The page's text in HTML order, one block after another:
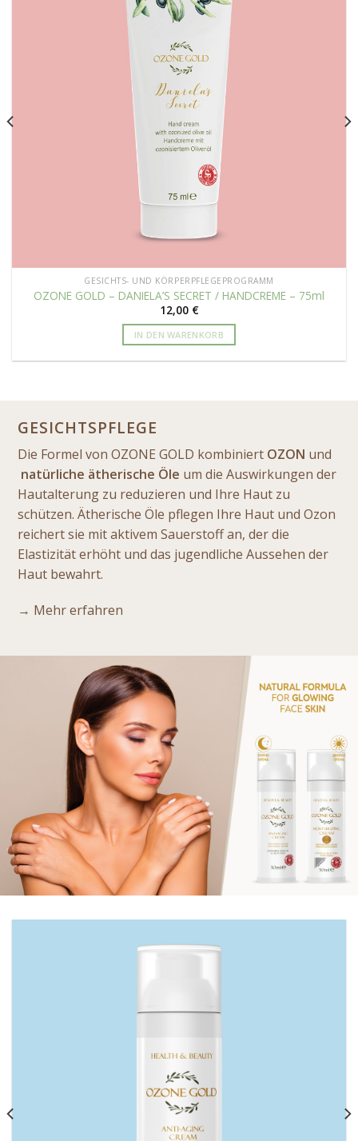
GESICHTS- UND KÖRPERPFLEGEPROGRAMM
OZONE GOLD – DANIELA’S SECRET / HANDCREME – 75ml
12,00 €
IN DEN WARENKORB
GESICHTSPFLEGE
Die Formel von OZONE GOLD kombiniert OZON und
natürliche ätherische Öle um die Auswirkungen der
Hautalterung zu reduzieren und Ihre Haut zu
schützen. Ätherische Öle pflegen Ihre Haut und Ozon
reichert sie mit aktivem Sauerstoff an, der die
Elastizität erhöht und das jugendliche Aussehen der
Haut bewahrt.
→ Mehr erfahren